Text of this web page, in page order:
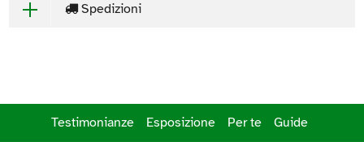
Spedizioni
Testimonianze Esposizione Per te Guide